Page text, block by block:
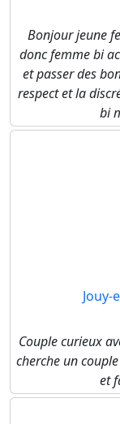
Bonjour jeune
donc femme bi
et passer des
respect et la
bi
Jouy-
Couple curieux
cherche un
et